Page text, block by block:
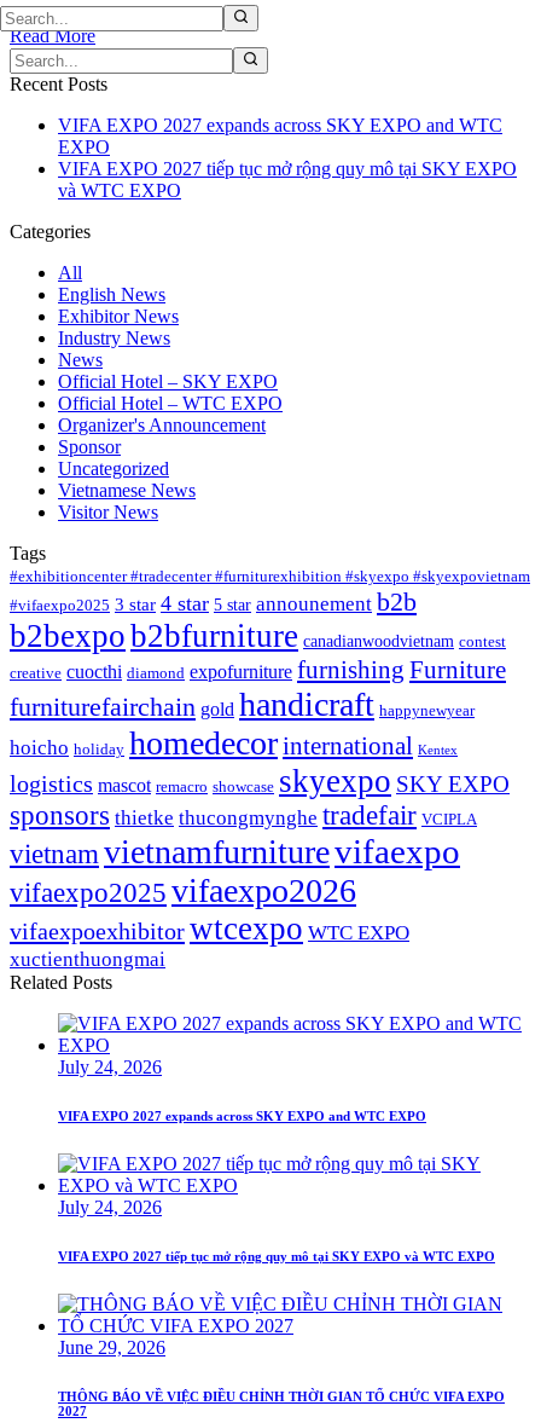
Read More
Recent Posts
VIFA EXPO 2027 expands across SKY EXPO and WTC
EXPO
VIFA EXPO 2027 tiếp tục mở rộng quy mô tại SKY EXPO
và WTC EXPO
Categories
All
English News
Exhibitor News
Industry News
News
Official Hotel – SKY EXPO
Official Hotel – WTC EXPO
Organizer's Announcement
Sponsor
Uncategorized
Vietnamese News
Visitor News
Tags
#exhibitioncenter #tradecenter #furniturexhibition #skyexpo #skyexpovietnam
#vifaexpo2025 3 star 4 star 5 star announement b2b
b2bexpob2bfurniture canadianwoodvietnam contest
creative cuocthi diamond expofurniture furnishing Furniture
furniturefairchain gold handicraft happynewyear
hoicho holiday homedecorinternational Kentex
logistics mascot remacro showcase skyexpo SKY EXPO
sponsors thietke thucongmynghe tradefair VCIPLA
vietnamvietnamfurniturevifaexpo
vifaexpo2025 vifaexpo2026
vifaexpoexhibitorwtcexpo WTC EXPO
xuctienthuongmai
Related Posts
July 24, 2026
VIFA EXPO 2027 expands across SKY EXPO and WTC EXPO
July 24, 2026
VIFA EXPO 2027 tiếp tục mở rộng quy mô tại SKY EXPO và WTC EXPO
June 29, 2026
THÔNG BÁO VỀ VIỆC ĐIỀU CHỈNH THỜI GIAN TỔ CHỨC VIFA EXPO
2027